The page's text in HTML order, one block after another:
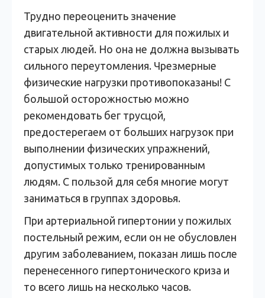
Трудно переоценить значение
двигательной активности для пожилых и
старых людей. Но она не должна вызывать
сильного переутомления. Чрезмерные
физические нагрузки противопоказаны! С
большой осторожностью можно
рекомендовать бег трусцой,
предостерегаем от больших нагрузок при
выполнении физических упражнений,
допустимых только тренированным
людям. С пользой для себя многие могут
заниматься в группах здоровья.
При артериальной гипертонии у пожилых
постельный режим, если он не обусловлен
другим заболеванием, показан лишь после
перенесенного гипертонического криза и
то всего лишь на несколько часов.